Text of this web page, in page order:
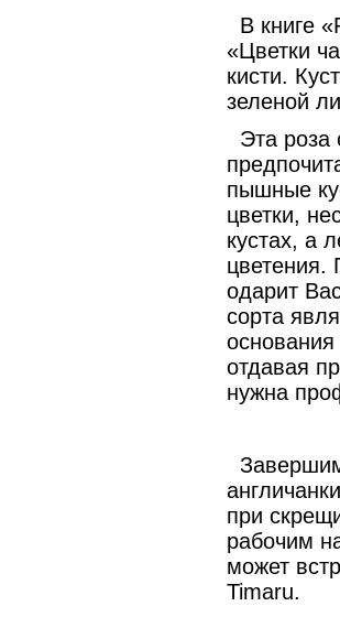
В книге
«Цветки
кисти.
зеленой
Эта роза
пышные
цветки,
кустах, а
цветения.
одарит
сорта
отдавая
нужна
при
рабочим
может
Timaru.